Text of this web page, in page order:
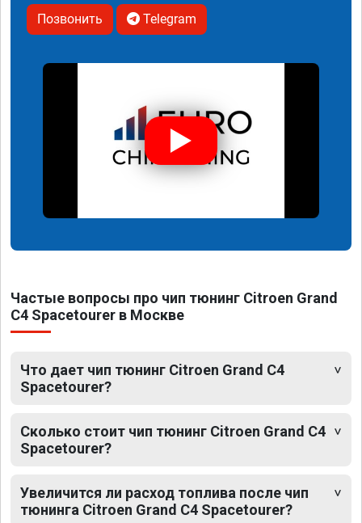
Позвонить Telegram
Частые вопросы про чип тюнинг Citroen Grand
C4 Spacetourer в Москве
Что дает чип тюнинг Citroen Grand C4
Spacetourer?
Сколько стоит чип тюнинг Citroen Grand C4
Spacetourer?
Увеличится ли расход топлива после чип
тюнинга Citroen Grand C4 Spacetourer?